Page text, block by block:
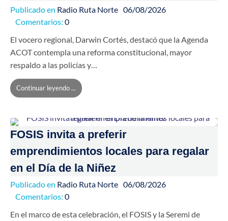
Publicado en Radio Ruta Norte 06/08/2026
Comentarios: 0
El vocero regional, Darwin Cortés, destacó que la Agenda
ACOT contempla una reforma constitucional, mayor
respaldo a las policías y…
Continuar leyendo ...
FOSIS invita a preferir
emprendimientos locales para regalar
en el Día de la Niñez
Publicado en Radio Ruta Norte 06/08/2026
Comentarios: 0
En el marco de esta celebración, el FOSIS y la Seremi de